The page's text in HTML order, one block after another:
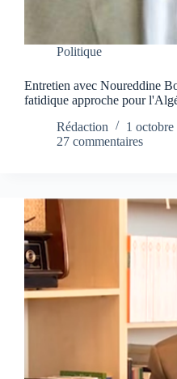
Politique
Entretien avec Noureddine
fatidique approche pour
Rédaction
1
27 commentaires